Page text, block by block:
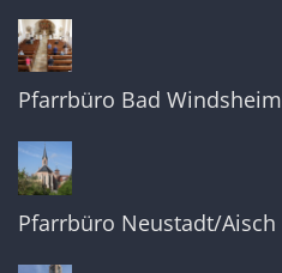
Pfarrbüro Bad Windsheim
Pfarrbüro Neustadt/Aisch